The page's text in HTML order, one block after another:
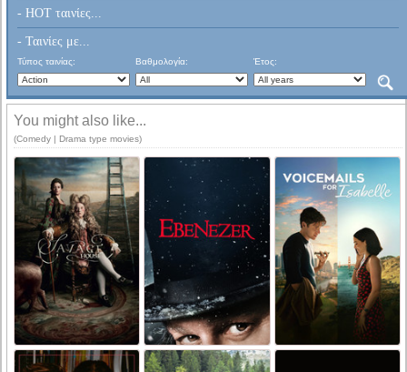
- HOT ταινίες...
- Ταινίες με...
Τύπος ταινίας: Βαθμολογία: Έτος:
You might also like...
(Comedy | Drama type movies)